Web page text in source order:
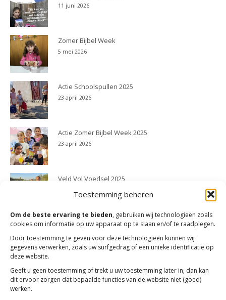
Toestemming beheren
Om de beste ervaring te bieden, gebruiken wij technologieën zoals
cookies om informatie op uw apparaat op te slaan en/of te raadplegen.
Door toestemming te geven voor deze technologieën kunnen wij
gegevens verwerken, zoals uw surfgedrag of een unieke identificatie op
deze website.
Geeft u geen toestemming of trekt u uw toestemming later in, dan kan
dit ervoor zorgen dat bepaalde functies van de website niet (goed)
werken.
11 juni 2026
Zomer Bijbel Week
5 mei 2026
Actie Schoolspullen 2025
23 april 2026
Actie Zomer Bijbel Week 2025
23 april 2026
Veld Vol Voedsel 2025